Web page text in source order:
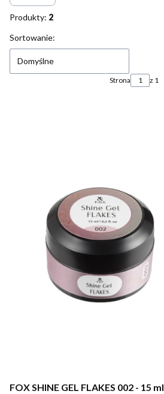
Produkty: 2
Lista produktów
Sortowanie:
Domyślne
Strona z 1
FOX SHINE GEL FLAKES 002 - 15 ml